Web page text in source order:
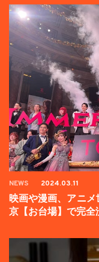
NEWS 2024.03.11
映画や漫画、アニ
京【お台場】で完全